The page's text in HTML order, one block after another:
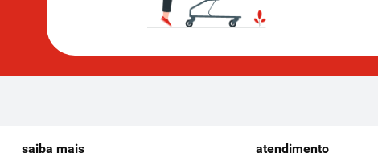
saiba mais
atendimento